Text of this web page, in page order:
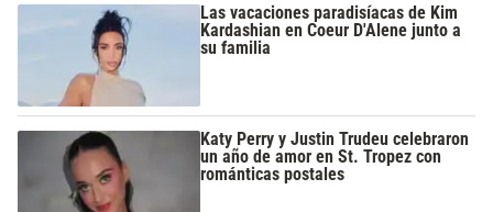
Las vacaciones paradisíacas de Kim
Kardashian en Coeur D'Alene junto a
su familia
Katy Perry y Justin Trudeu celebraron
un año de amor en St. Tropez con
románticas postales